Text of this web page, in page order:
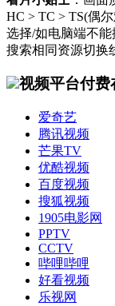
HC > TC > TS(偶
选择/如电脑端不
搜索相同资源切换
视频平台付费
爱奇艺
腾讯视频
芒果TV
优酷视频
百度视频
搜狐视频
1905电影网
PPTV
CCTV
哔哩哔哩
好看视频
乐视网